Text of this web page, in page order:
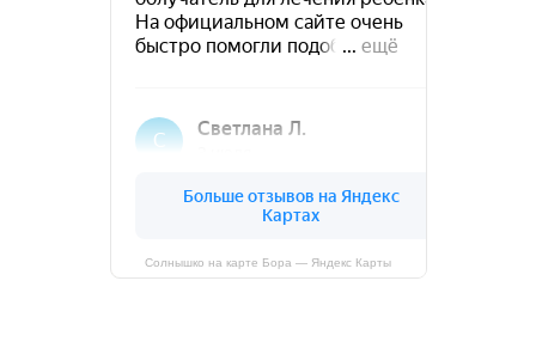
Солнышко на карте Бора — Яндекс Карты